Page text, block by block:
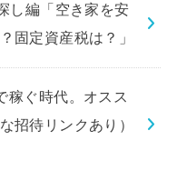
し編「空き家を安
固定資産税は？」
稼ぐ時代。オスス
招待リンクあり）